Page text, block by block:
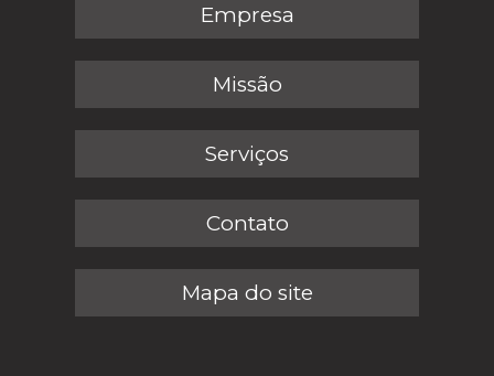
Empresa
Missão
Serviços
Contato
Mapa do site